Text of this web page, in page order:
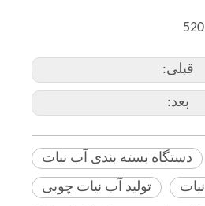
قبلی:
بعد:
دستگاه بسته بندی آب نبات
تولید آب نبات چوبی